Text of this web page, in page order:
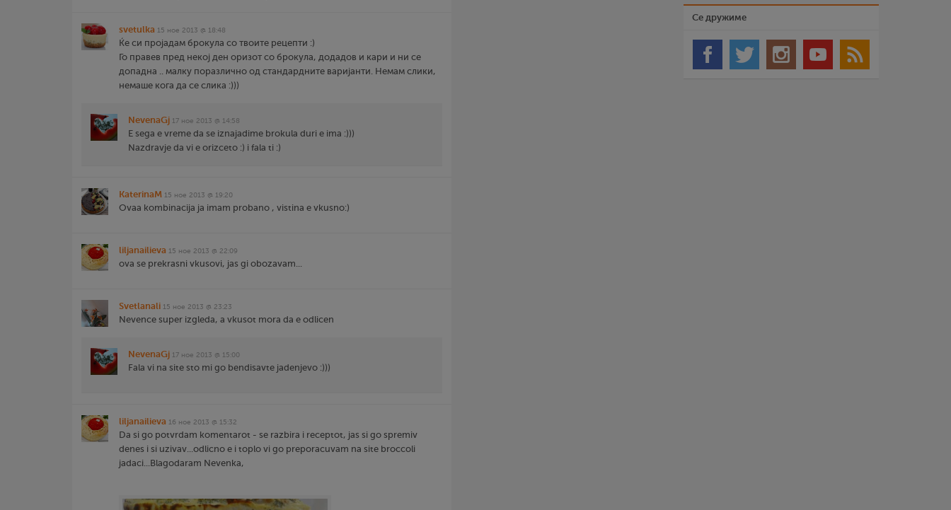
svetulka 15 ное 2013 @ 18:48
Ќе си пројадам брокула со твоите рецепти :)
Го правев пред некој ден оризот со брокула, додадов и кари и ни се
допадна .. малку поразлично од стандардните варијанти. Немам слики,
немаше кога да се слика :)))
NevenaGj 17 ное 2013 @ 14:58
E sega e vreme da se iznajadime brokula duri e ima :)))
Nazdravje da vi e orizceto :) i fala ti :)
KaterinaM 15 ное 2013 @ 19:20
Ovaa kombinacija ja imam probano , vistina e vkusno:)
liljanailieva 15 ное 2013 @ 22:09
ova se prekrasni vkusovi, jas gi obozavam...
Svetlanali 15 ное 2013 @ 23:23
Nevence super izgleda, a vkusot mora da e odlicen
NevenaGj 17 ное 2013 @ 15:00
Fala vi na site sto mi go bendisavte jadenjevo :)))
liljanailieva 16 ное 2013 @ 15:32
Da si go potvrdam komentarot - se razbira i receptot, jas si go spremiv
denes i si uzivav...odlicno e i toplo vi go preporacuvam na site broccoli
jadaci...Blagodaram Nevenka,
Се дружиме